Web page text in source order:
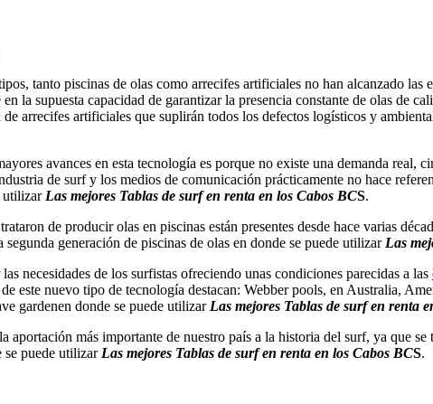
tanto piscinas de olas como arrecifes artificiales no han alcanzado
la supuesta capacidad de garantizar la presencia constante de olas de
arrecifes artificiales que suplirán todos los defectos logísticos y
avances en esta tecnología es porque no existe una demanda
de surf y los medios de comunicación prácticamente no hace
utilizar Las mejores Tablas de surf en renta en los Cabos BCS.
de producir olas en piscinas están presentes desde hace varias
generación de piscinas de olas en donde se puede utilizar Las
necesidades de los surfistas ofreciendo unas condiciones parecidas a las
este nuevo tipo de tecnología destacan: Webber pools, en Australia,
gardenen donde se puede utilizar Las mejores Tablas de surf en renta
aportación más importante de nuestro país a la historia del surf, ya que
se puede utilizar Las mejores Tablas de surf en renta en los Cabos BCS.